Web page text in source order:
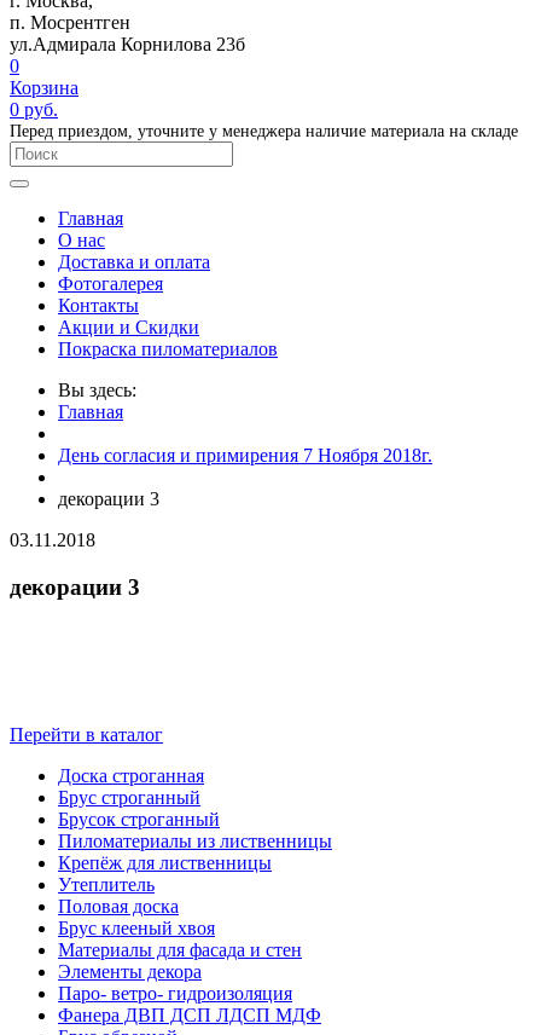
п. Мосрентген
ул.Адмирала Корнилова 23б
0
Корзина
0 руб.
Перед приездом, уточните у менеджера наличие материала на складе
Главная
О нас
Доставка и оплата
Фотогалерея
Контакты
Акции и Скидки
Покраска пиломатериалов
Вы здесь:
Главная
День согласия и примирения 7 Ноября 2018г.
декорации 3
03.11.2018
декорации 3
Перейти в каталог
Доска строганная
Брус строганный
Брусок строганный
Пиломатериалы из лиственницы
Крепёж для лиственницы
Утеплитель
Половая доска
Брус клееный хвоя
Материалы для фасада и стен
Элементы декора
Паро- ветро- гидроизоляция
Фанера ДВП ДСП ЛДСП МДФ